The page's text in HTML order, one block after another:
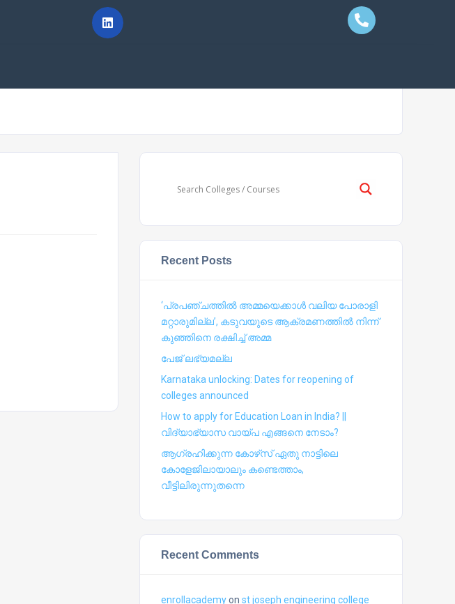
Recent Posts
‘പ്രപഞ്ചത്തില്‍ അമ്മയെക്കാള്‍ വലിയ പോരാളി
മറ്റാരുമില്ല’, കടുവയുടെ ആക്രമണത്തില്‍ നിന്ന്
കുഞ്ഞിനെ രക്ഷിച്ച് അമ്മ
പേജ് ലഭ്യമല്ല
Karnataka unlocking: Dates for reopening of
colleges announced
How to apply for Education Loan in India? ||
വിദ്യാഭ്യാസ വായ്പ എങ്ങനെ നേടാം?
ആഗ്രഹിക്കുന്ന കോഴ്‍സ് ഏതു നാട്ടിലെ
കോളേജിലായാലും കണ്ടെത്താം,
വീട്ടിലിരുന്നുതന്നെ
Recent Comments
enrollacademyon st joseph engineering college